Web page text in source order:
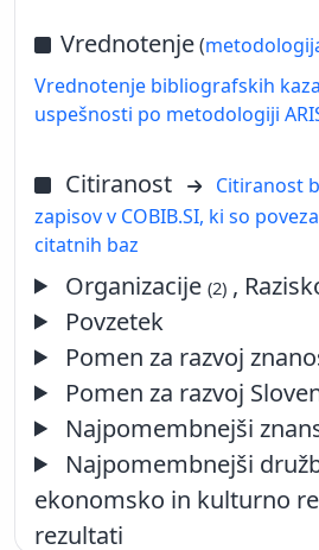
Vrednotenje(
Vrednotenje bibliografskih
uspešnosti po metodologiji
Citiranost
Citiranost
zapisov v COBIB.SI, ki so
citatnih baz
Organizacije(2) ,
Povzetek
Pomen za razvoj
Pomen za razvoj
Najpomembnejši
Najpomembnejši
ekonomsko in kulturno
rezultati